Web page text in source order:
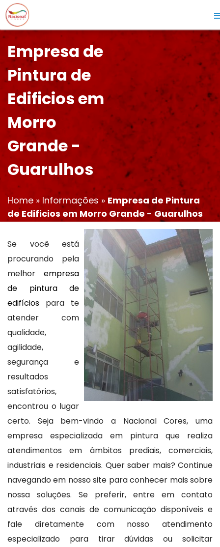
Empresa de
Pintura de
Edificios em
Morro
Grande -
Guarulhos
Home » Informações » Empresa de Pintura
de Edificios em Morro Grande - Guarulhos
Se você está
procurando pela
melhor empresa
de pintura de
edifícios para te
atender com
qualidade,
agilidade,
segurança e
resultados
satisfatórios,
encontrou o lugar
certo. Seja bem-vindo a Nacional Cores, uma
empresa especializada em pintura que realiza
atendimentos em âmbitos prediais, comerciais,
industriais e residenciais. Quer saber mais? Continue
navegando em nosso site para conhecer mais sobre
nossa soluções. Se preferir, entre em contato
através dos canais de comunicação disponíveis e
fale diretamente com nosso atendimento
especializado para tirar dúvidas ou solicitar